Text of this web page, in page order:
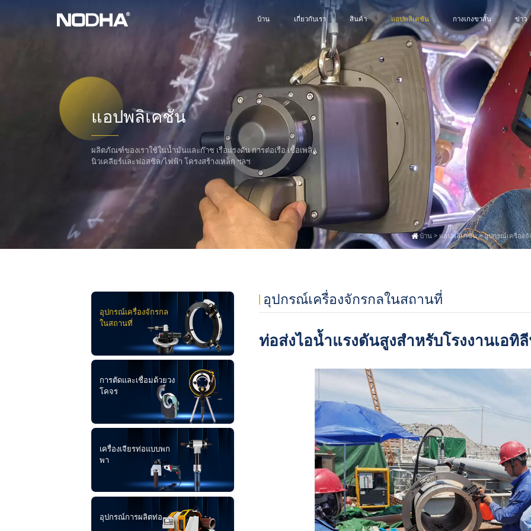
บ้าน เกี่ยวกับเรา สินค้า แอปพลิเคชัน กางเกงขาสั้น ข่าว
แอปพลิเคชัน
ผลิตภัณฑ์ของเราใช้ในน้ำมันและก๊าซ เรือแรงดัน การต่อเรือ เชื้อเพลิง
นิวเคลียร์และฟอสซิล/ไฟฟ้า โครงสร้างเหล็ก ฯลฯ
บ้าน >แอปพลิเคชัน>อุปกรณ์เครื่อง
อุปกรณ์เครื่องจักรกล
ในสถานที่
การตัดและเชื่อมด้วยวง
โคจร
เครื่องเจียรท่อแบบพก
พา
อุปกรณ์การผลิตท่อ
อุปกรณ์เครื่องจักรกลในสถานที่
ท่อส่งไอน้ำแรงดันสูงสำหรับโรงงานเอทิ